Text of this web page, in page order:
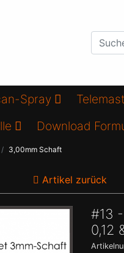
Spray
Download
3,00mm Schaft
Artikel zurück
#13
0,12